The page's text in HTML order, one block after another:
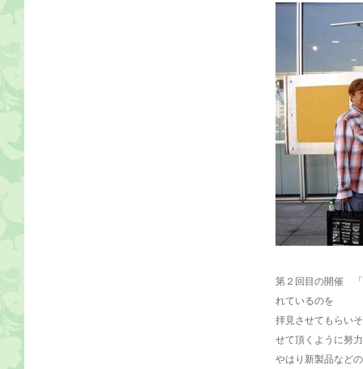
第２回目の開催 「
れているのを
拝見させてもらい
せて頂くように努
やはり新製品など